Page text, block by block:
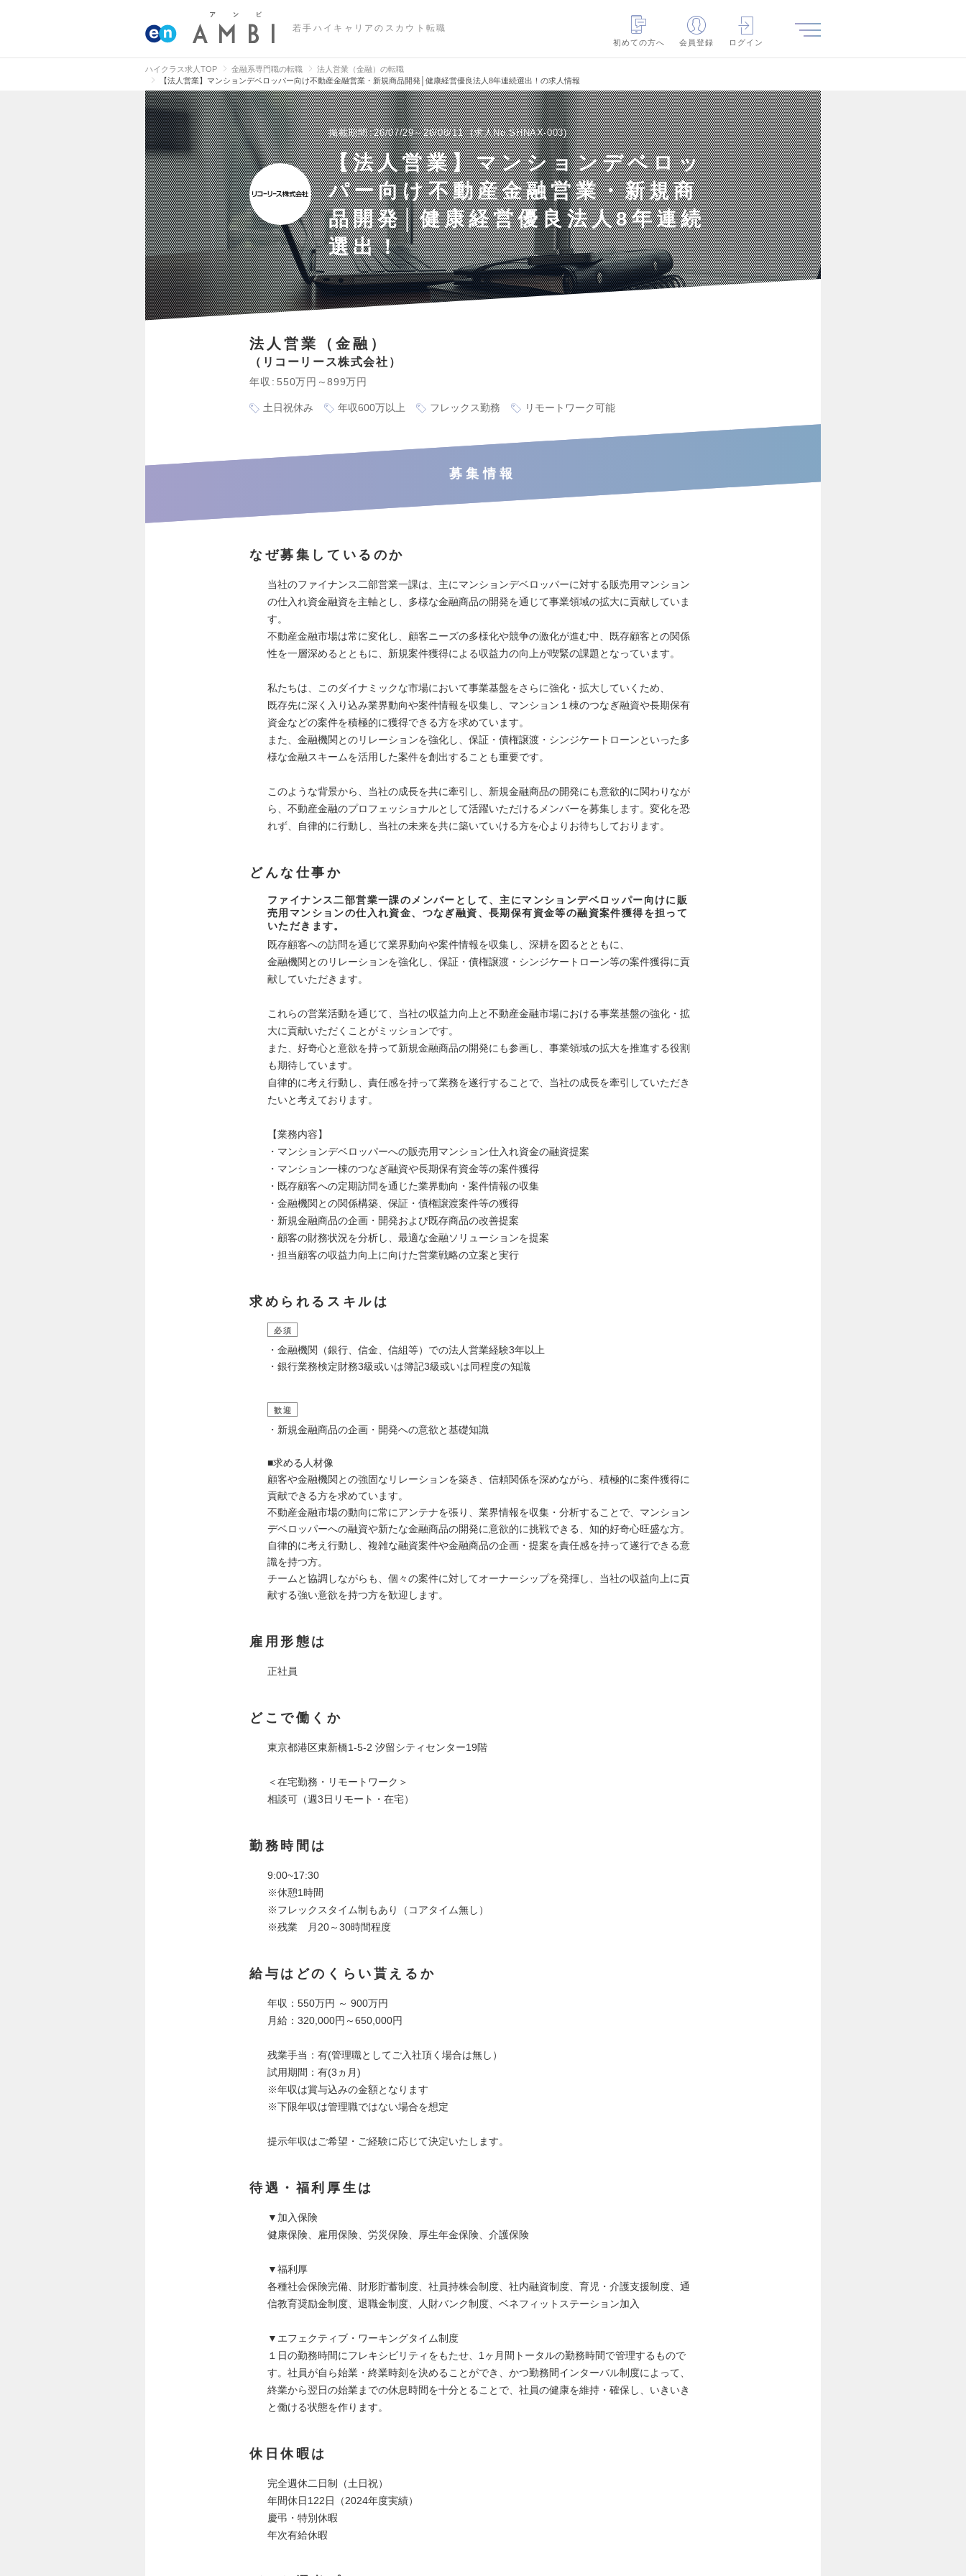
若手ハイキャリアのスカウト転職
初めての方へ
会員登録 ログイン
ハイクラス求人TOP 金融系専門職の転職
法人営業（金融）の転職
【法人営業】マンションデベロッパー向け不動産金融営業・新規商品開発│健康経営優良法人8年連続選出！の求人情報
掲載期間 26/07/29～26/08/11 求人No.SHNAX-003
【法人営業】マンションデベロッ
パー向け不動産金融営業・新規商
品開発│健康経営優良法人8年連続
選出！
法人営業（金融）
リコーリース株式会社
年収 550万円～899万円
土日祝休み 年収600万以上 フレックス勤務 リモートワーク可能
募集情報
なぜ募集しているのか
当社のファイナンス二部営業一課は、主にマンションデベロッパーに対する販売用マンション
の仕入れ資金融資を主軸とし、多様な金融商品の開発を通じて事業領域の拡大に貢献していま
す。
不動産金融市場は常に変化し、顧客ニーズの多様化や競争の激化が進む中、既存顧客との関係
性を一層深めるとともに、新規案件獲得による収益力の向上が喫緊の課題となっています。
私たちは、このダイナミックな市場において事業基盤をさらに強化・拡大していくため、
既存先に深く入り込み業界動向や案件情報を収集し、マンション１棟のつなぎ融資や長期保有
資金などの案件を積極的に獲得できる方を求めています。
また、金融機関とのリレーションを強化し、保証・債権譲渡・シンジケートローンといった多
様な金融スキームを活用した案件を創出することも重要です。
このような背景から、当社の成長を共に牽引し、新規金融商品の開発にも意欲的に関わりなが
ら、不動産金融のプロフェッショナルとして活躍いただけるメンバーを募集します。変化を恐
れず、自律的に行動し、当社の未来を共に築いていける方を心よりお待ちしております。
どんな仕事か
ファイナンス二部営業一課のメンバーとして、主にマンションデベロッパー向けに販
売用マンションの仕入れ資金、つなぎ融資、長期保有資金等の融資案件獲得を担って
いただきます。
既存顧客への訪問を通じて業界動向や案件情報を収集し、深耕を図るとともに、
金融機関とのリレーションを強化し、保証・債権譲渡・シンジケートローン等の案件獲得に貢
献していただきます。
これらの営業活動を通じて、当社の収益力向上と不動産金融市場における事業基盤の強化・拡
大に貢献いただくことがミッションです。
また、好奇心と意欲を持って新規金融商品の開発にも参画し、事業領域の拡大を推進する役割
も期待しています。
自律的に考え行動し、責任感を持って業務を遂行することで、当社の成長を牽引していただき
たいと考えております。
【業務内容】
・マンションデベロッパーへの販売用マンション仕入れ資金の融資提案
・マンション一棟のつなぎ融資や長期保有資金等の案件獲得
・既存顧客への定期訪問を通じた業界動向・案件情報の収集
・金融機関との関係構築、保証・債権譲渡案件等の獲得
・新規金融商品の企画・開発および既存商品の改善提案
・顧客の財務状況を分析し、最適な金融ソリューションを提案
・担当顧客の収益力向上に向けた営業戦略の立案と実行
求められるスキルは
必須
・金融機関（銀行、信金、信組等）での法人営業経験3年以上
・銀行業務検定財務3級或いは簿記3級或いは同程度の知識
歓迎
・新規金融商品の企画・開発への意欲と基礎知識
■求める人材像
顧客や金融機関との強固なリレーションを築き、信頼関係を深めながら、積極的に案件獲得に
貢献できる方を求めています。
不動産金融市場の動向に常にアンテナを張り、業界情報を収集・分析することで、マンション
デベロッパーへの融資や新たな金融商品の開発に意欲的に挑戦できる、知的好奇心旺盛な方。
自律的に考え行動し、複雑な融資案件や金融商品の企画・提案を責任感を持って遂行できる意
識を持つ方。
チームと協調しながらも、個々の案件に対してオーナーシップを発揮し、当社の収益向上に貢
献する強い意欲を持つ方を歓迎します。
雇用形態は
正社員
どこで働くか
東京都港区東新橋1-5-2 汐留シティセンター19階
＜在宅勤務・リモートワーク＞
相談可（週3日リモート・在宅）
勤務時間は
9:00~17:30
※休憩1時間
※フレックスタイム制もあり（コアタイム無し）
※残業 月20～30時間程度
給与はどのくらい貰えるか
年収：550万円 ～ 900万円
月給：320,000円～650,000円
残業手当：有(管理職としてご入社頂く場合は無し）
試用期間：有(3ヵ月)
※年収は賞与込みの金額となります
※下限年収は管理職ではない場合を想定
提示年収はご希望・ご経験に応じて決定いたします。
待遇・福利厚生は
▼加入保険
健康保険、雇用保険、労災保険、厚生年金保険、介護保険
▼福利厚
各種社会保険完備、財形貯蓄制度、社員持株会制度、社内融資制度、育児・介護支援制度、通
信教育奨励金制度、退職金制度、人財バンク制度、ベネフィットステーション加入
▼エフェクティブ・ワーキングタイム制度
１日の勤務時間にフレキシビリティをもたせ、1ヶ月間トータルの勤務時間で管理するもので
す。社員が自ら始業・終業時刻を決めることができ、かつ勤務間インターバル制度によって、
終業から翌日の始業までの休息時間を十分とることで、社員の健康を維持・確保し、いきいき
と働ける状態を作ります。
休日休暇は
完全週休二日制（土日祝）
年間休日122日（2024年度実績）
慶弔・特別休暇
年次有給休暇